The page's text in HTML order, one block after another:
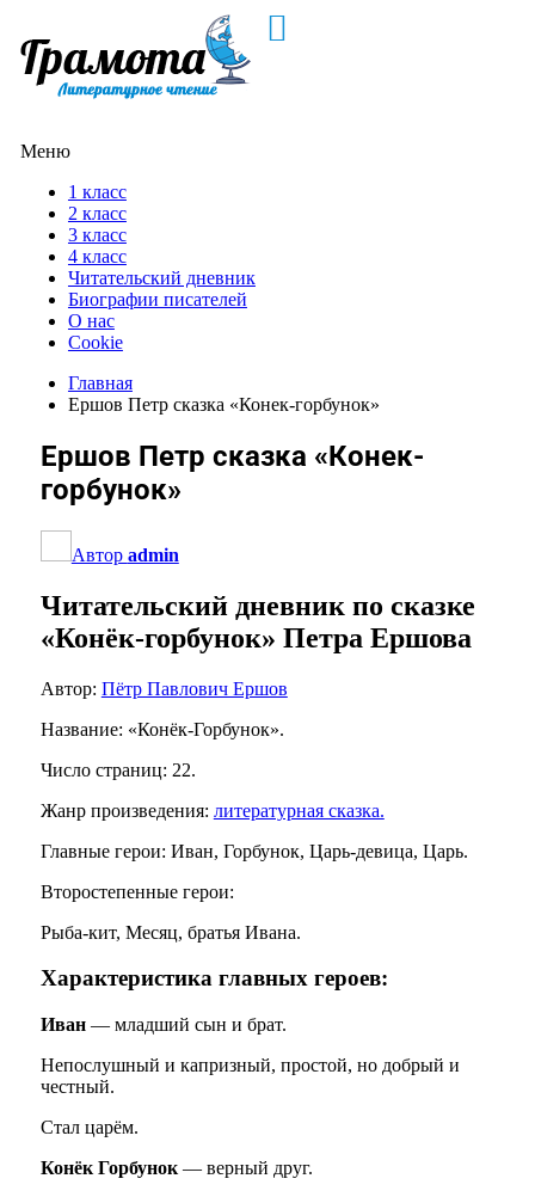
Меню
1 класс
2 класс
3 класс
4 класс
Читательский дневник
Биографии писателей
О нас
Cookie
Главная
Ершов Петр сказка «Конек-горбунок»
Ершов Петр сказка «Конек-
горбунок»
Автор admin
Читательский дневник по сказке
«Конёк-горбунок» Петра Ершова
Автор: Пётр Павлович Ершов
Название: «Конёк-Горбунок».
Число страниц: 22.
Жанр произведения: литературная сказка.
Главные герои: Иван, Горбунок, Царь-девица, Царь.
Второстепенные герои:
Рыба-кит, Месяц, братья Ивана.
Характеристика главных героев:
Иван— младший сын и брат.
Непослушный и капризный, простой, но добрый и
честный.
Стал царём.
Конёк Горбунок— верный друг.